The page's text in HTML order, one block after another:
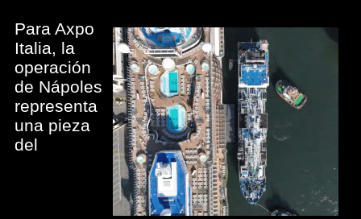
Para Axpo
Italia, la
operación
de Nápoles
representa
una pieza
del